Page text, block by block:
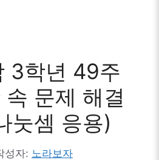
3학년 49주
문제 해결
눗셈 응용)
성자: 노라보자